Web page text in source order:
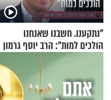
"נתקענו. חשבנו שאנחנו
הולכים למות": הרב יוסף גרמון
בריאיון מרתק